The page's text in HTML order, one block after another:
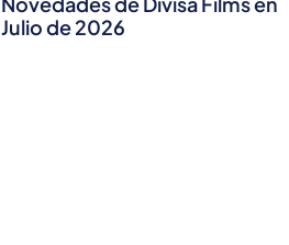
Julio de 2026